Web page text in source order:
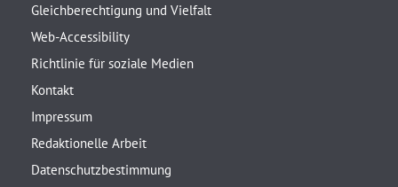
Gleichberechtigung und Vielfalt
Web-Accessibility
Richtlinie für soziale Medien
Kontakt
Impressum
Redaktionelle Arbeit
Datenschutzbestimmung